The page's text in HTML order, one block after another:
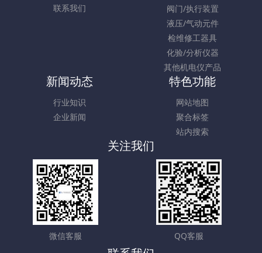
联系我们
阀门/执行装置
液压/气动元件
检维修工器具
化验/分析仪器
其他机电仪产品
新闻动态
行业知识
企业新闻
特色功能
网站地图
聚合标签
站内搜索
关注我们
微信客服 QQ客服